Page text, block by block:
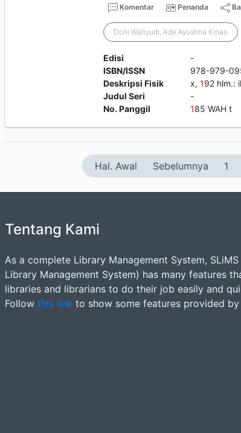
Komentar Penanda
Doni Wahyudi, Ade Ayustina Kinari
Edisi
-
ISBN/ISSN
978-979-
Deskripsi Fisik
x, 192 hlm.:
Judul Seri
-
No. Panggil
185 WAH t
Hal. Awal Sebelumnya 1
Tentang Kami
As a complete Library Management System, SLiMS
Library Management System) has many features
libraries and librarians to do their job easily and
Follow this link to show some features provided by